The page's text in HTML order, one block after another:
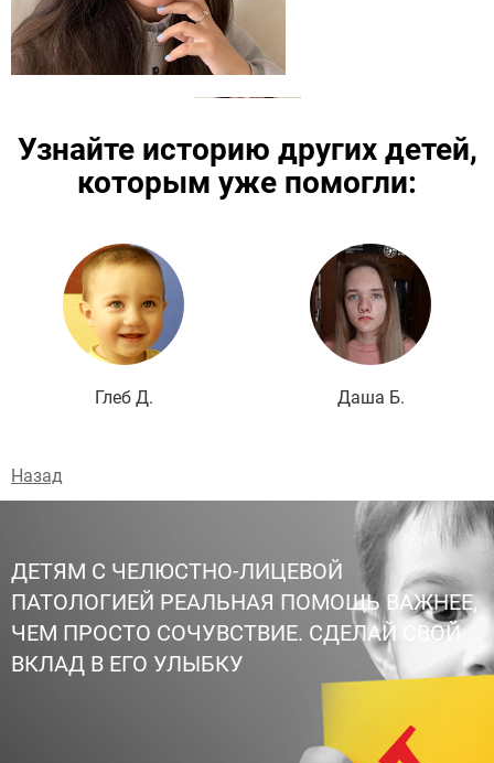
Узнайте историю других детей,
которым уже помогли:
Глеб Д.
Подробнее
Даша Б.
Назад
ДЕТЯМ С ЧЕЛЮСТНО-ЛИЦЕВОЙ
ПАТОЛОГИЕЙ РЕАЛЬНАЯ ПОМОЩЬ ВАЖНЕЕ,
ЧЕМ ПРОСТО СОЧУВСТВИЕ. СДЕЛАЙ СВОЙ
ВКЛАД В ЕГО УЛЫБКУ